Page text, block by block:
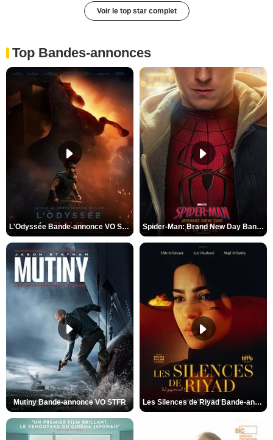
Voir le top star complet
Top Bandes-annonces
L'Odyssée Bande-annonce VO STFR Spider-Man: Brand New Day Bande-annonce VO STFR
Mutiny Bande-annonce VO STFR Les Silences de Riyad Bande-annonce VO STFR